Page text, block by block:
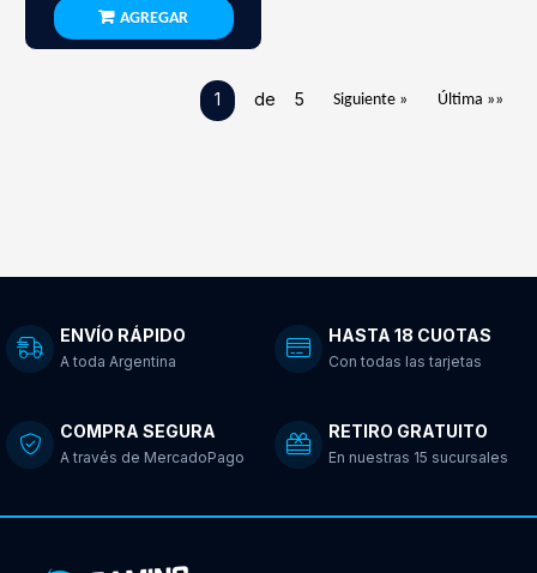
AGREGAR
1 de 5 Siguiente » Última »»
ENVÍO RÁPIDO
A toda Argentina
HASTA 18 CUOTAS
Con todas las tarjetas
COMPRA SEGURA
A través de MercadoPago
RETIRO GRATUITO
En nuestras 15 sucursales